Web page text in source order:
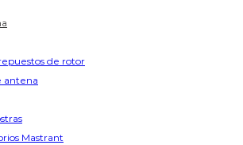
de rotor
antena
Mastrant